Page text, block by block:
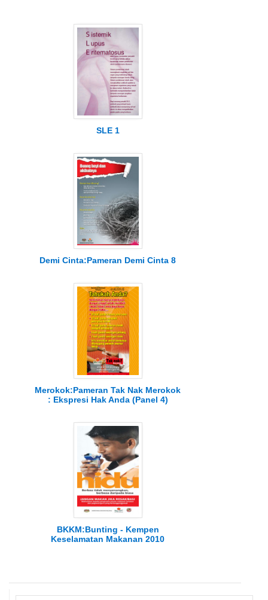
SLE 1
Demi Cinta:Pameran Demi Cinta 8
Merokok:Pameran Tak Nak Merokok
: Ekspresi Hak Anda (Panel 4)
BKKM:Bunting - Kempen
Keselamatan Makanan 2010